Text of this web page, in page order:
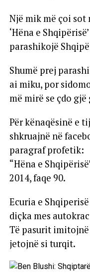
Një mik më çoi sot
‘Hëna e
parashikojë
Shumë prej
ai miku, por
më mirë se çdo
Për kënaqësinë e
shkruajnë në
paragraf profetik:
“Hëna e
2014, faqe 90.
Ecuria e
diçka mes
Të pasurit
jetojnë si turqit.